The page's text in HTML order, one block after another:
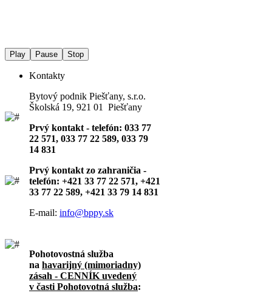
Play Pause Stop
Kontakty
Bytový podnik Piešťany, s.r.o.
Školská 19, 921 01 Piešťany
Prvý kontakt - telefón: 033 77
22 571, 033 77 22 589, 033 79
14 831
Prvý kontakt zo zahraničia -
telefón: +421 33 77 22 571, +421
33 77 22 589, +421 33 79 14 831
E-mail: info@bppy.sk
Pohotovostná služba
na havarijný (mimoriadny)
zásah - CENNÍK uvedený
v časti Pohotovotná služba: